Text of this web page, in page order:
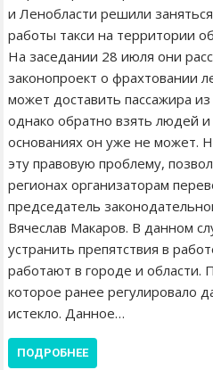
и Ленобласти решили
работы такси на территории
На заседании 28 июля они
законопроект о фрахтовании
может доставить пассажира
однако обратно взять людей
основаниях он уже не может.
эту правовую проблему,
регионах организаторам
председатель
Вячеслав Макаров. В данном
устранить препятствия в
работают в городе и
которое ранее регулировало
истекло. Данное…
ПОДРОБНЕЕ